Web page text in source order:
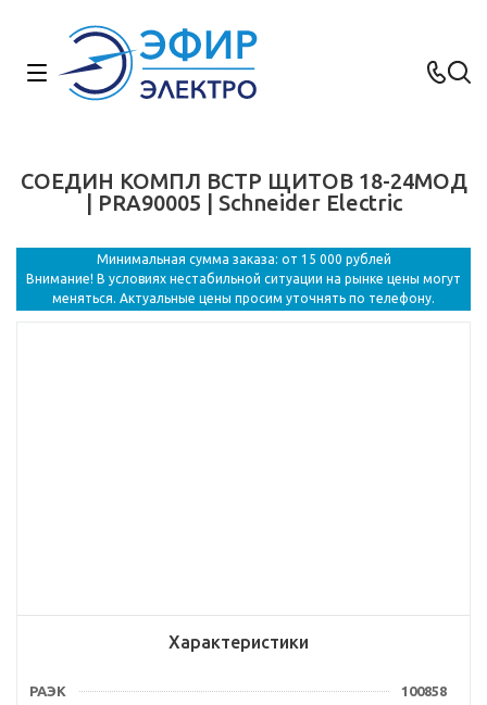
СОЕДИН КОМПЛ ВСТР ЩИТОВ 18-24МОД
| PRA90005 | Schneider Electric
Минимальная сумма заказа: от 15 000 рублей
Внимание! В условиях нестабильной ситуации на рынке цены могут
меняться. Актуальные цены просим уточнять по телефону.
Характеристики
РАЭК
100858